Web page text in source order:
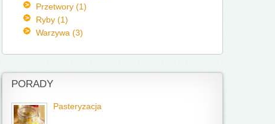
Przetwory (1)
Ryby (1)
Warzywa (3)
PORADY
Pasteryzacja